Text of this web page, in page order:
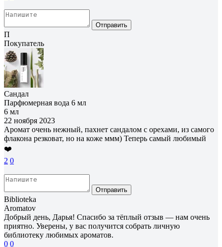
Отправить
П
Покупатель
Сандал
Парфюмерная вода 6 мл
6 мл
22 ноября 2023
Аромат очень нежный, пахнет сандалом с орехами, из самого
флакона резковат, но на коже ммм) Теперь самый любимый
❤️
2 0
Отправить
Biblioteka
Aromatov
Добрый день, Дарья! Спасибо за тёплый отзыв — нам очень
приятно. Уверены, у вас получится собрать личную
библиотеку любимых ароматов.
0 0